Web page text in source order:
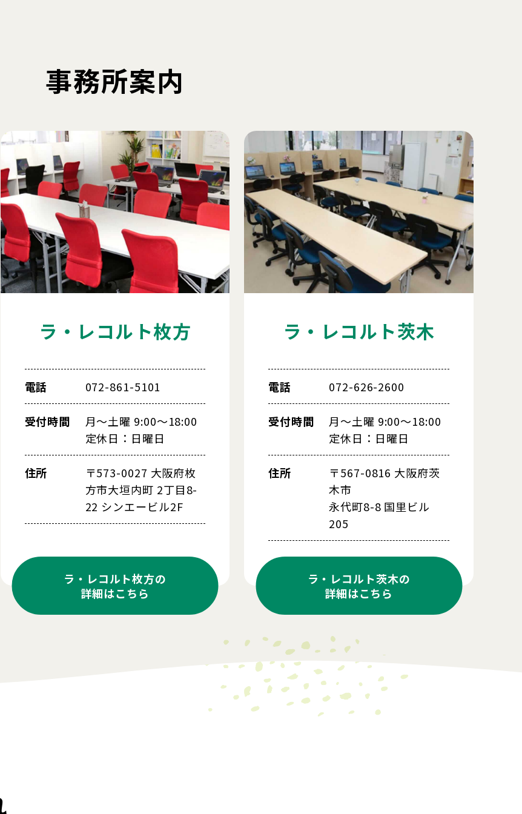
事務所案内
ラ・レコルト枚方
電話 072-861-5101
受付時間
月～土曜 9:00～18:00
定休日：日曜日
住所
〒573-0027 大阪府枚
方市大垣内町 2丁目8-
22 シンエービル2F
ラ・レコルト枚方の
詳細はこちら
ラ・レコルト茨木
電話 072-626-2600
受付時間
月～土曜 9:00～18:00
定休日：日曜日
住所
〒567-0816 大阪府茨
木市
永代町8-8 国里ビル
205
ラ・レコルト茨木の
詳細はこちら